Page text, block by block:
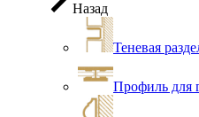
Назад
Теневая
Профиль для